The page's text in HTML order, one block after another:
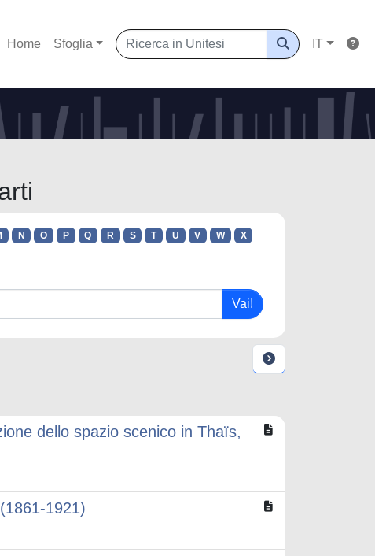
Home Sfoglia IT
N O P Q R S T U V W
X
dello spazio scenico in Thaïs,
1921)